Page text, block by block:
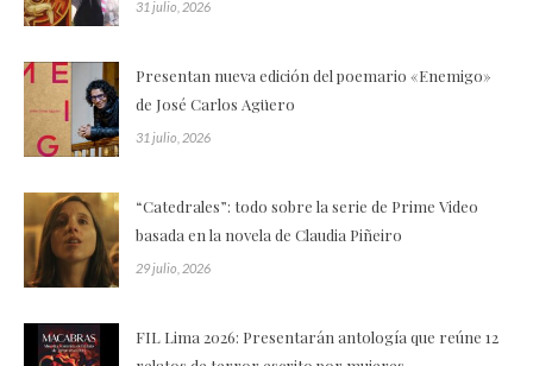
31 julio, 2026
Presentan nueva edición del poemario «Enemigo»
de José Carlos Agüero
31 julio, 2026
“Catedrales”: todo sobre la serie de Prime Video
basada en la novela de Claudia Piñeiro
29 julio, 2026
FIL Lima 2026: Presentarán antología que reúne 12